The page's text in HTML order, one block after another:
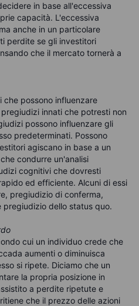
in base all'eccessiva
capacità. L'eccessiva
anche in un particolare
perdite se gli investitori
che il mercato tornerà a
che possono influenzare
innati che potresti non
possono influenzare gli
predeterminati. Possono
agiscano in base a un
condurre un'analisi
cognitivi che dovresti
ed efficiente. Alcuni di essi
pregiudizio di conferma,
dello status quo.
cui un individuo crede che
aumenti o diminuisca
si ripete. Diciamo che un
la propria posizione in
a perdite ripetute e
che il prezzo delle azioni